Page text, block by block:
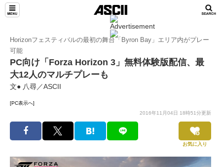
Horizonフェスティバルの最初の舞台「Byron Bay」エリア内がプレー
可能
PC向け「Forza Horizon 3」無料体験版配信、最
大12人のマルチプレーも
文● 八尋／ASCII
[PC表示へ]
2016年11月04日 18時51分更新
お気に入り